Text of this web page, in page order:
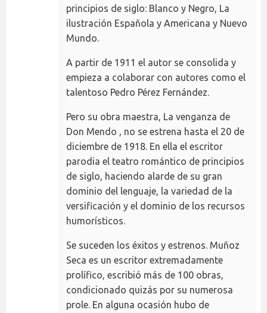
principios de siglo: Blanco y Negro, La
ilustración Española y Americana y Nuevo
Mundo.
A partir de 1911 el autor se consolida y
empieza a colaborar con autores como el
talentoso Pedro Pérez Fernández.
Pero su obra maestra, La venganza de
Don Mendo , no se estrena hasta el 20 de
diciembre de 1918. En ella el escritor
parodia el teatro romántico de principios
de siglo, haciendo alarde de su gran
dominio del lenguaje, la variedad de la
versificación y el dominio de los recursos
humorísticos.
Se suceden los éxitos y estrenos. Muñoz
Seca es un escritor extremadamente
prolífico, escribió más de 100 obras,
condicionado quizás por su numerosa
prole. En alguna ocasión hubo de